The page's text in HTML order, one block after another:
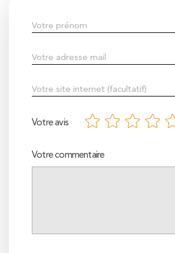
Votre avis
Votre commentaire